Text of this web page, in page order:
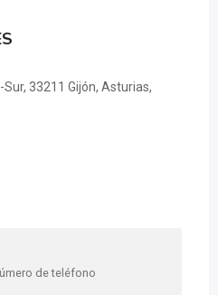
33211 Gijón, Asturias,
de teléfono